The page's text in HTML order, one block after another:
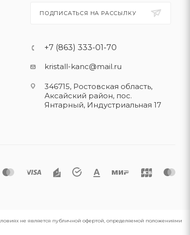
ПОДПИСАТЬСЯ НА РАССЫЛКУ
+7 (863) 333-01-70
kristall-kanc@mail.ru
346715, Ростовская область​,
Аксайский район, пос.
Янтарный, Индустриальная 17
не является публичной офертой, определяемой положениями